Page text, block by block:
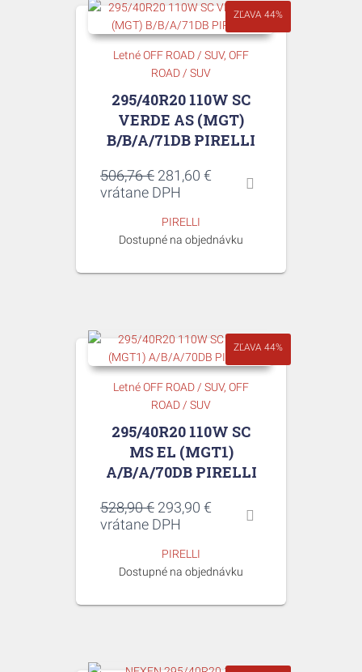
ZĽAVA 44%
Letné OFF ROAD / SUV OFF
ROAD / SUV
295/40R20 110W SC
VERDE AS (MGT)
B/B/A/71DB PIRELLI
506,76€ Pôvodná
cena
506,76 €.
281,60 € Aktuálna
vrátane DPH
PIRELLI
Dostupné na objednávku
ZĽAVA 44%
Letné OFF ROAD / SUV OFF
ROAD / SUV
295/40R20 110W SC
MS EL (MGT1)
A/B/A/70DB PIRELLI
528,90€ Pôvodná
cena
528,90 €.
293,90 € Aktuálna
vrátane DPH
PIRELLI
Dostupné na objednávku